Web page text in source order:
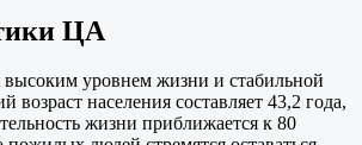
ЦА
высоким уровнем жизни и стабильной
возраст населения составляет 43,2 года,
жизни приближается к 80